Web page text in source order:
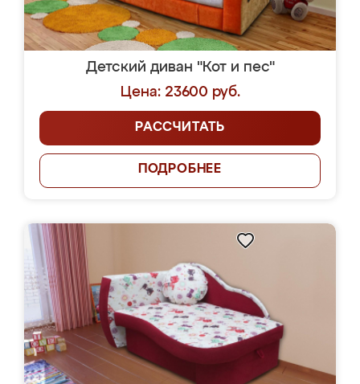
Детский диван "Кот и пес"
Цена: 23600 руб.
РАССЧИТАТЬ
ПОДРОБНЕЕ